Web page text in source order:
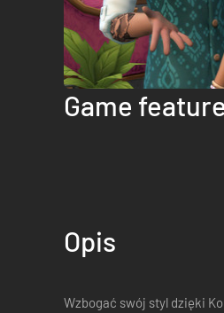
Game
Opis
Wzbogać swój styl dzięki